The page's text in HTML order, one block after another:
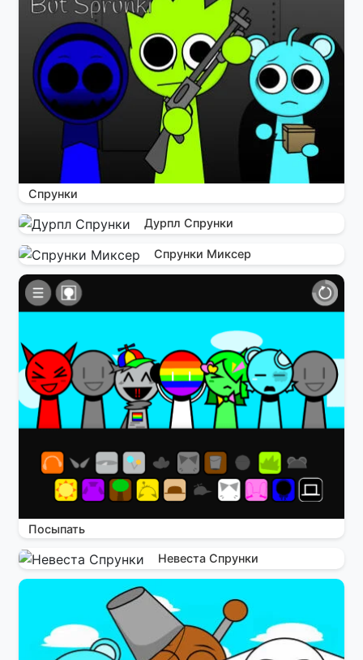
Спрунки
Дурпл Спрунки
Спрунки Миксер
Посыпать
Невеста Спрунки